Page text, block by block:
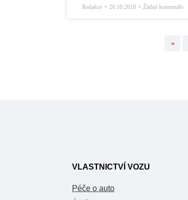
Redakce 26.10.2018 Žádné komentáře
«
VLASTNICTVÍ VOZU
Péče o auto